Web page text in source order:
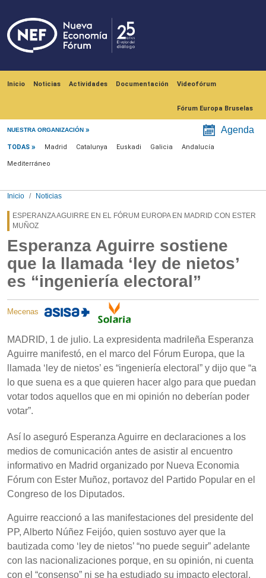
Inicio Noticias Actividades Documentación Videofórum
Fórum Europa Bruselas
NUESTRA ORGANIZACIÓN Agenda
Menú noticias
TODAS Madrid Catalunya Euskadi Galicia Andalucía
Mediterráneo
Inicio Noticias
ESPERANZA AGUIRRE EN EL FÓRUM EUROPA EN MADRID CON ESTER
MUÑOZ
Esperanza Aguirre sostiene
que la llamada ‘ley de nietos’
es “ingeniería electoral”
Mecenas
MADRID, 1 de julio. La expresidenta madrileña Esperanza
Aguirre manifestó, en el marco del Fórum Europa, que la
llamada ‘ley de nietos’ es “ingeniería electoral” y dijo que “a
lo que suena es a que quieren hacer algo para que puedan
votar todos aquellos que en mi opinión no deberían poder
votar”.
Así lo aseguró Esperanza Aguirre en declaraciones a los
medios de comunicación antes de asistir al encuentro
informativo en Madrid organizado por Nueva Economia
Fórum con Ester Muñoz, portavoz del Partido Popular en el
Congreso de los Diputados.
Aguirre reaccionó a las manifestaciones del presidente del
PP, Alberto Núñez Feijóo, quien sostuvo ayer que la
bautizada como ‘ley de nietos’ “no puede seguir” adelante
con las nacionalizaciones porque, en su opinión, ni cuenta
con el “consenso” ni se ha estudiado su impacto electoral.